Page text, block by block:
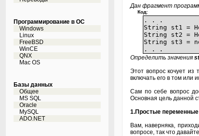
Программирование в ОС
Windows
Linux
FreeBSD
WinCE
QNX
Mac OS
Базы данных
Общее
MS SQL
Oracle
MySQL
ADO.NET
Дан фрагмент
Код:
. . .
String st1
String st2 =
String st3 =
. . .
Определить значения
Этот вопрос кочует из
включать его в том или
Сам по себе вопрос
Основная цель данной
1.Простые
Вам, наверняка,
вопросе, так что